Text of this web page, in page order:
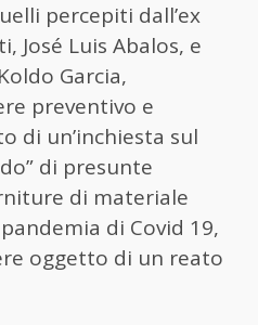
percepiti dall’ex
José Luis Abalos, e
Garcia,
preventivo e
di un’inchiesta sul
di presunte
di materiale
di Covid 19,
oggetto di un reato